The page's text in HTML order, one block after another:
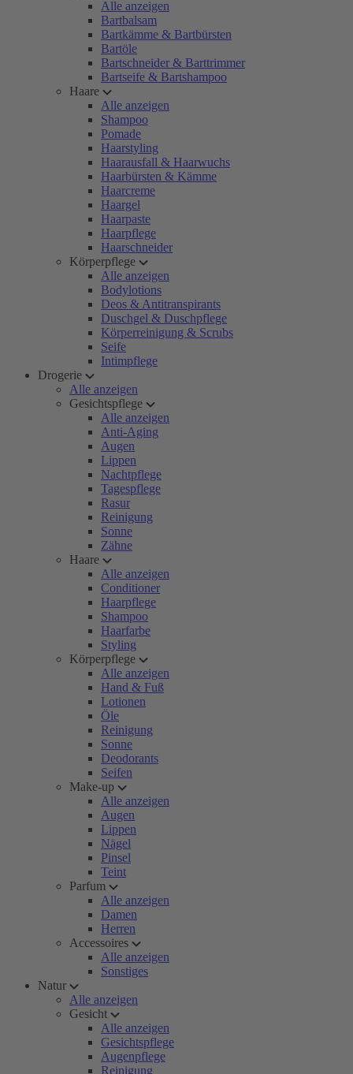
Alle anzeigen
Bartbalsam
Bartkämme & Bartbürsten
Bartöle
Bartschneider & Barttrimmer
Bartseife & Bartshampoo
Haare
Alle anzeigen
Shampoo
Pomade
Haarstyling
Haarausfall & Haarwuchs
Haarbürsten & Kämme
Haarcreme
Haargel
Haarpaste
Haarpflege
Haarschneider
Körperpflege
Alle anzeigen
Bodylotions
Deos & Antitranspirants
Duschgel & Duschpflege
Körperreinigung & Scrubs
Seife
Intimpflege
Drogerie
Alle anzeigen
Gesichtspflege
Alle anzeigen
Anti-Aging
Augen
Lippen
Nachtpflege
Tagespflege
Rasur
Reinigung
Sonne
Zähne
Haare
Alle anzeigen
Conditioner
Haarpflege
Shampoo
Haarfarbe
Styling
Körperpflege
Alle anzeigen
Hand & Fuß
Lotionen
Öle
Reinigung
Sonne
Deodorants
Seifen
Make-up
Alle anzeigen
Augen
Lippen
Nägel
Pinsel
Teint
Parfum
Alle anzeigen
Damen
Herren
Accessoires
Alle anzeigen
Sonstiges
Natur
Alle anzeigen
Gesicht
Alle anzeigen
Gesichtspflege
Augenpflege
Reinigung